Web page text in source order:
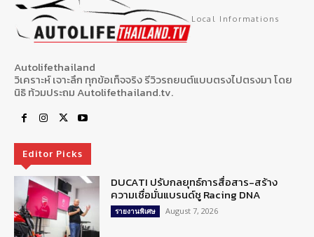
Local Informations
Autolifethailand
วิเคราะห์ เจาะลึก ทุกข้อเท็จจริง รีวิวรถยนต์แบบตรงไปตรงมา โดย
นิธิ ท้วมประถม Autolifethailand.tv.
Editor Picks
DUCATI ปรับกลยุทธ์การสื่อสาร-สร้าง
ความเชื่อมั่นแบรนด์ชู Racing DNA
รายงานพิเศษ August 7, 2026